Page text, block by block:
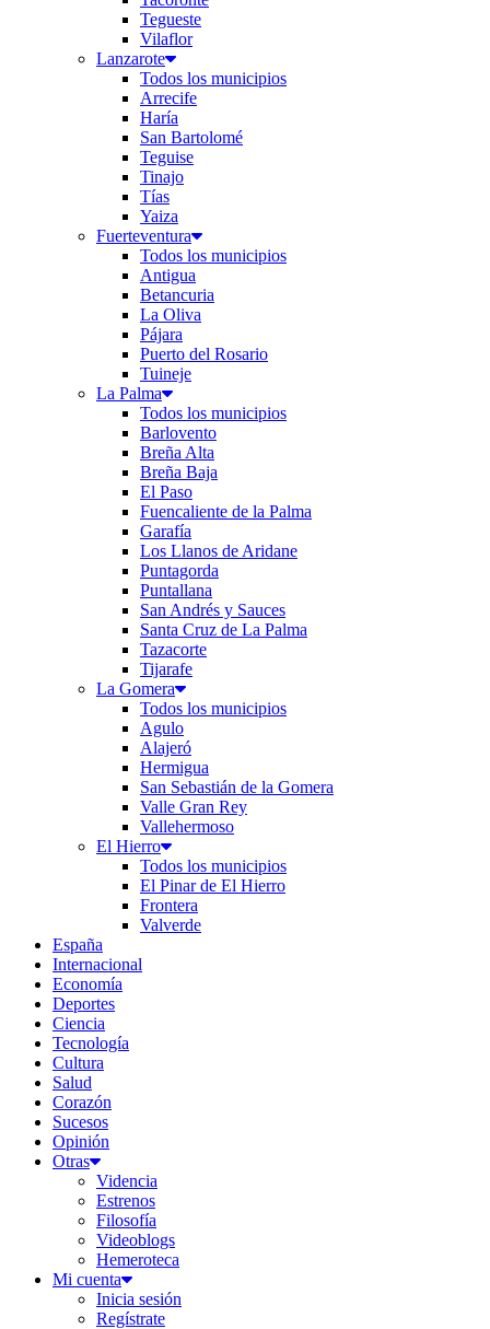
Tegueste
Vilaflor
Lanzarote
Todos los municipios
Arrecife
Haría
San Bartolomé
Teguise
Tinajo
Tías
Yaiza
Fuerteventura
Todos los municipios
Antigua
Betancuria
La Oliva
Pájara
Puerto del Rosario
Tuineje
La Palma
Todos los municipios
Barlovento
Breña Alta
Breña Baja
El Paso
Fuencaliente de la Palma
Garafía
Los Llanos de Aridane
Puntagorda
Puntallana
San Andrés y Sauces
Santa Cruz de La Palma
Tazacorte
Tijarafe
La Gomera
Todos los municipios
Agulo
Alajeró
Hermigua
San Sebastián de la Gomera
Valle Gran Rey
Vallehermoso
El Hierro
Todos los municipios
El Pinar de El Hierro
Frontera
Valverde
España
Internacional
Economía
Deportes
Ciencia
Tecnología
Cultura
Salud
Corazón
Sucesos
Opinión
Otras
Videncia
Estrenos
Filosofía
Videoblogs
Hemeroteca
Mi cuenta
Inicia sesión
Regístrate